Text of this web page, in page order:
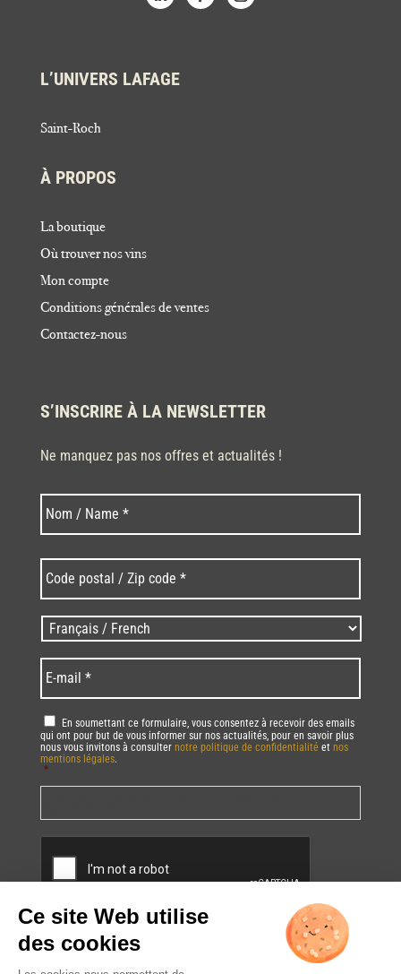
L’UNIVERS LAFAGE
Saint-Roch
À PROPOS
La boutique
Où trouver nos vins
Mon compte
Conditions générales de ventes
Contactez-nous
S’INSCRIRE À LA NEWSLETTER
Ne manquez pas nos offres et actualités !
Nom * Nom
postal
/
Zip
code
* *
Langues
/
Language *
mail *
RGPD *
En soumettant ce formulaire, vous consentez à recevoir des emails
qui ont pour but de vous informer sur nos actualités, pour en savoir plus
nous vous invitons à consulter notre politique de confidentialité et nos
mentions légales.
*